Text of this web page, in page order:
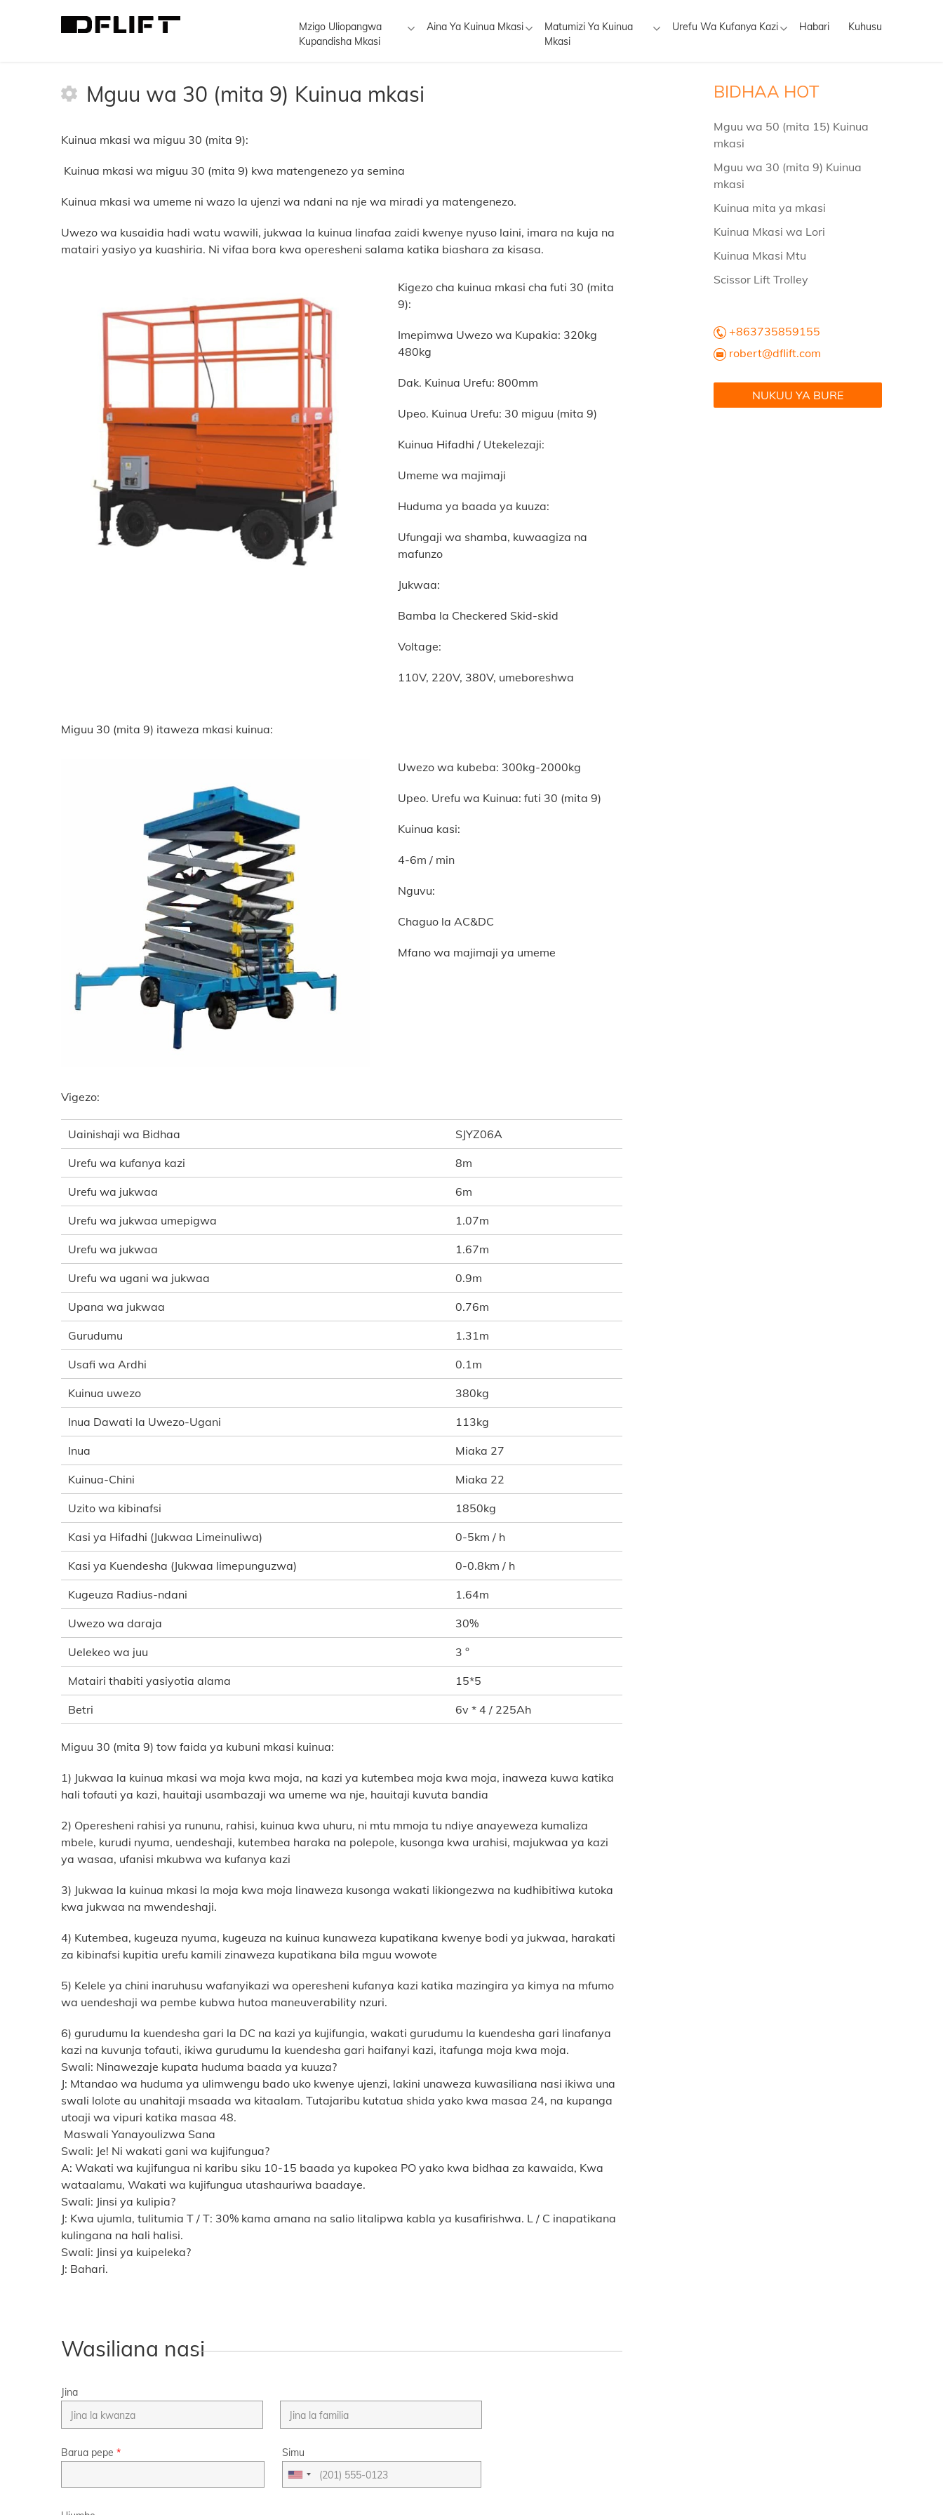
Mzigo Uliopangwa
Kupandisha Mkasi
Aina Ya Kuinua Mkasi
Matumizi Ya Kuinua
Mkasi
Urefu Wa Kufanya Kazi Habari Kuhusu
> Urefu wa Kufanya kazi Mguu wa 30 (mita 9) Kuinua mkasi
Mguu wa 30 (mita 9) Kuinua mkasi
Kuinua mkasi wa miguu 30 (mita 9):
Kuinua mkasi wa miguu 30 (mita 9) kwa matengenezo ya semina
Kuinua mkasi wa umeme ni wazo la ujenzi wa ndani na nje wa miradi ya matengenezo.
Uwezo wa kusaidia hadi watu wawili, jukwaa la kuinua linafaa zaidi kwenye nyuso laini, imara na kuja na
matairi yasiyo ya kuashiria. Ni vifaa bora kwa operesheni salama katika biashara za kisasa.
Kigezo cha kuinua mkasi cha futi 30 (mita
9):
Imepimwa Uwezo wa Kupakia: 320kg
480kg
Dak. Kuinua Urefu: 800mm
Upeo. Kuinua Urefu: 30 miguu (mita 9)
Kuinua Hifadhi / Utekelezaji:
Umeme wa majimaji
Huduma ya baada ya kuuza:
Ufungaji wa shamba, kuwaagiza na
mafunzo
Jukwaa:
Bamba la Checkered Skid-skid
Voltage:
110V, 220V, 380V, umeboreshwa
Miguu 30 (mita 9) itaweza mkasi kuinua:
Uwezo wa kubeba: 300kg-2000kg
Upeo. Urefu wa Kuinua: futi 30 (mita 9)
Kuinua kasi:
4-6m / min
Nguvu:
Chaguo la AC&DC
Mfano wa majimaji ya umeme
Vigezo:
Uainishaji wa Bidhaa SJYZ06A
Urefu wa kufanya kazi 8m
Urefu wa jukwaa 6m
Urefu wa jukwaa umepigwa 1.07m
Urefu wa jukwaa 1.67m
Urefu wa ugani wa jukwaa 0.9m
Upana wa jukwaa 0.76m
Gurudumu 1.31m
Usafi wa Ardhi 0.1m
Kuinua uwezo 380kg
Inua Dawati la Uwezo-Ugani 113kg
Inua Miaka 27
Kuinua-Chini Miaka 22
Uzito wa kibinafsi 1850kg
Kasi ya Hifadhi (Jukwaa Limeinuliwa) 0-5km / h
Kasi ya Kuendesha (Jukwaa limepunguzwa) 0-0.8km / h
Kugeuza Radius-ndani 1.64m
Uwezo wa daraja 30%
Uelekeo wa juu 3 °
Matairi thabiti yasiyotia alama 15*5
Betri 6v * 4 / 225Ah
Miguu 30 (mita 9) tow faida ya kubuni mkasi kuinua:
1) Jukwaa la kuinua mkasi wa moja kwa moja, na kazi ya kutembea moja kwa moja, inaweza kuwa katika
hali tofauti ya kazi, hauitaji usambazaji wa umeme wa nje, hauitaji kuvuta bandia
2) Operesheni rahisi ya rununu, rahisi, kuinua kwa uhuru, ni mtu mmoja tu ndiye anayeweza kumaliza
mbele, kurudi nyuma, uendeshaji, kutembea haraka na polepole, kusonga kwa urahisi, majukwaa ya kazi
ya wasaa, ufanisi mkubwa wa kufanya kazi
3) Jukwaa la kuinua mkasi la moja kwa moja linaweza kusonga wakati likiongezwa na kudhibitiwa kutoka
kwa jukwaa na mwendeshaji.
4) Kutembea, kugeuza nyuma, kugeuza na kuinua kunaweza kupatikana kwenye bodi ya jukwaa, harakati
za kibinafsi kupitia urefu kamili zinaweza kupatikana bila mguu wowote
5) Kelele ya chini inaruhusu wafanyikazi wa operesheni kufanya kazi katika mazingira ya kimya na mfumo
wa uendeshaji wa pembe kubwa hutoa maneuverability nzuri.
6) gurudumu la kuendesha gari la DC na kazi ya kujifungia, wakati gurudumu la kuendesha gari linafanya
kazi na kuvunja tofauti, ikiwa gurudumu la kuendesha gari haifanyi kazi, itafunga moja kwa moja.
Swali: Ninawezaje kupata huduma baada ya kuuza?
J: Mtandao wa huduma ya ulimwengu bado uko kwenye ujenzi, lakini unaweza kuwasiliana nasi ikiwa una
swali lolote au unahitaji msaada wa kitaalam. Tutajaribu kutatua shida yako kwa masaa 24, na kupanga
utoaji wa vipuri katika masaa 48.
Maswali Yanayoulizwa Sana
Swali: Je! Ni wakati gani wa kujifungua?
A: Wakati wa kujifungua ni karibu siku 10-15 baada ya kupokea PO yako kwa bidhaa za kawaida, Kwa
wataalamu, Wakati wa kujifungua utashauriwa baadaye.
Swali: Jinsi ya kulipia?
J: Kwa ujumla, tulitumia T / T: 30% kama amana na salio litalipwa kabla ya kusafirishwa. L / C inapatikana
kulingana na hali halisi.
Swali: Jinsi ya kuipeleka?
J: Bahari.
Wasiliana nasi
Jina
Barua pepe * Simu
BIDHAA HOT
Mguu wa 50 (mita 15) Kuinua
mkasi
Mguu wa 30 (mita 9) Kuinua
mkasi
Kuinua mita ya mkasi
Kuinua Mkasi wa Lori
Kuinua Mkasi Mtu
Scissor Lift Trolley
+863735859155
robert@dflift.com
NUKUU YA BURE